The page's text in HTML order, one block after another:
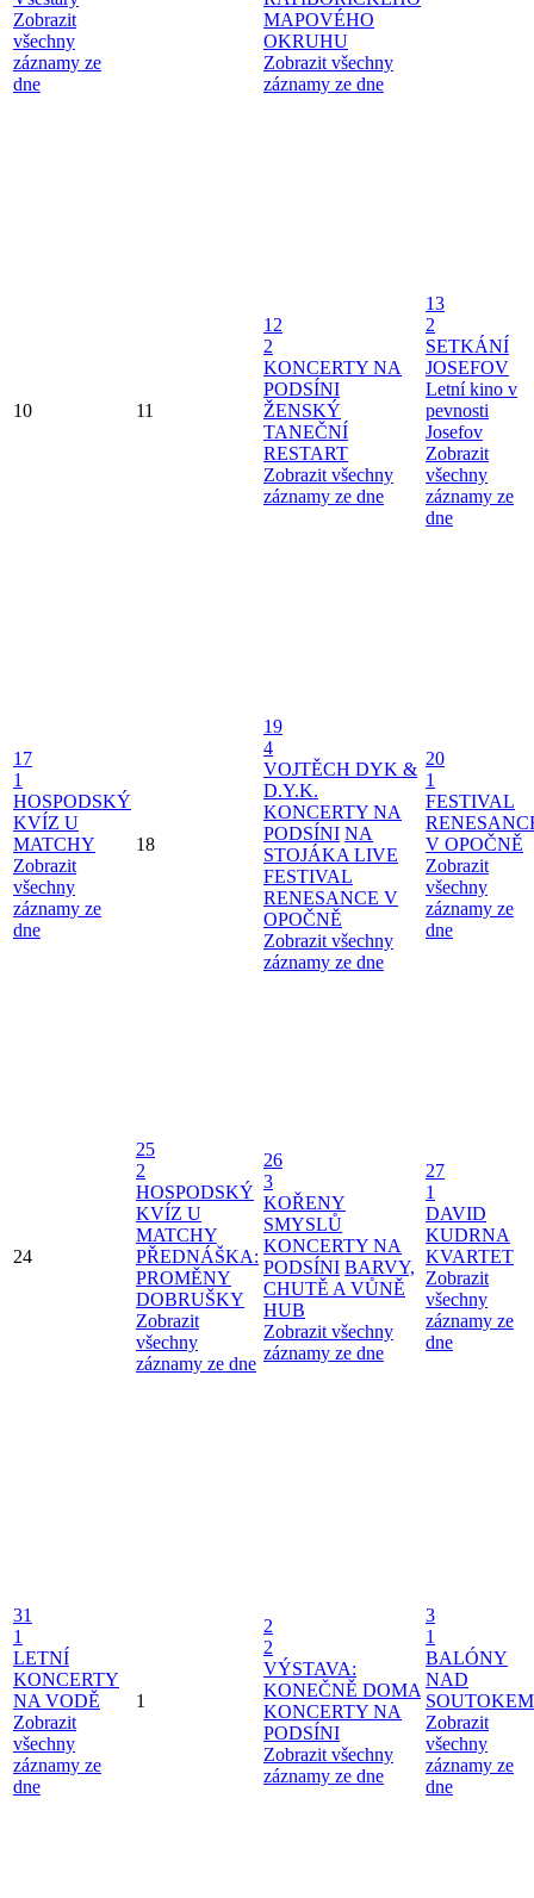
Zobrazit
všechny
záznamy ze
dne
MAPOVÉHO
OKRUHU
Zobrazit všechny
záznamy ze dne
10 11
12
2
KONCERTY NA
PODSÍNI
ŽENSKÝ
TANEČNÍ
RESTART
Zobrazit všechny
záznamy ze dne
13
2
SETKÁNÍ
JOSEFOV
Letní kino v
pevnosti
Josefov
Zobrazit
všechny
záznamy ze
dne
17
1
HOSPODSKÝ
KVÍZ U
MATCHY
Zobrazit
všechny
záznamy ze
dne
18
19
4
VOJTĚCH DYK &
D.Y.K.
KONCERTY NA
PODSÍNI NA
STOJÁKA LIVE
FESTIVAL
RENESANCE V
OPOČNĚ
Zobrazit všechny
záznamy ze dne
20
1
FESTIVAL
V OPOČNĚ
Zobrazit
všechny
záznamy ze
dne
24
25
2
HOSPODSKÝ
KVÍZ U
MATCHY
PŘEDNÁŠKA:
PROMĚNY
DOBRUŠKY
Zobrazit
všechny
záznamy ze dne
26
3
KOŘENY
SMYSLŮ
KONCERTY NA
PODSÍNI BARVY,
CHUTĚ A VŮNĚ
HUB
Zobrazit všechny
záznamy ze dne
27
1
DAVID
KUDRNA
KVARTET
Zobrazit
všechny
záznamy ze
dne
31
1
LETNÍ
KONCERTY
NA VODĚ
Zobrazit
všechny
záznamy ze
dne
1
2
2
VÝSTAVA:
KONEČNĚ DOMA
KONCERTY NA
PODSÍNI
Zobrazit všechny
záznamy ze dne
3
1
BALÓNY
NAD
SOUTOKEM
Zobrazit
všechny
záznamy ze
dne